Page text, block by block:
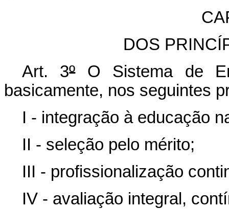
DOS
Art. 3º
O Sistema de
basicamente, nos seguintes
I - integração à educação
II - seleção pelo mérito;
III - profissionalização
IV - avaliação integral,